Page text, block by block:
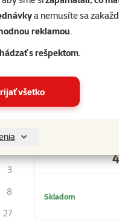
a nemusíte sa
reklamou.
s rešpektom.
všetko
35
3
8
27
Dog Fantasy
Skladom